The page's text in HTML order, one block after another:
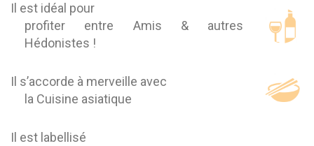
Il est idéal pour
profiter entre Amis & autres
Hédonistes !
Il s’accorde à merveille avec
la Cuisine asiatique
Il est labellisé